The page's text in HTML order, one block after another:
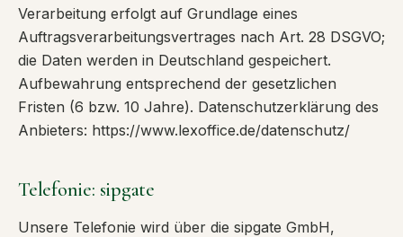
Verarbeitung erfolgt auf Grundlage eines
Auftragsverarbeitungsvertrages nach Art. 28 DSGVO;
die Daten werden in Deutschland gespeichert.
Aufbewahrung entsprechend der gesetzlichen
Fristen (6 bzw. 10 Jahre). Datenschutzerklärung des
Anbieters: https://www.lexoffice.de/datenschutz/
Telefonie: sipgate
Unsere Telefonie wird über die sipgate GmbH,